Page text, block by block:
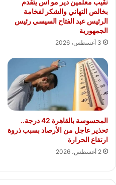
بخالص التهاني والشكر لفخامة
الرئيس عبد الفتاح السيسي رئيس
الجمهورية
3 أغسطس، 2026
المحسوسة بالقاهرة 42 درجة..
تحذير عاجل من الأرصاد بسبب ذروة
ارتفاع الحرارة
2 أغسطس، 2026